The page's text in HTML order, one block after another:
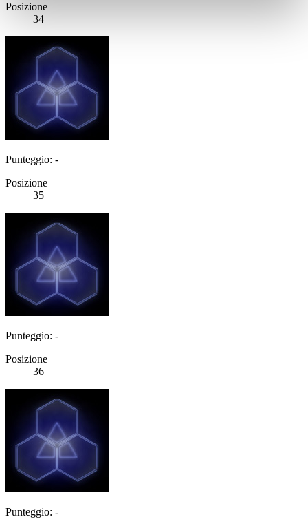
Posizione
34
Punteggio: -
Posizione
35
Punteggio: -
Posizione
36
Punteggio: -